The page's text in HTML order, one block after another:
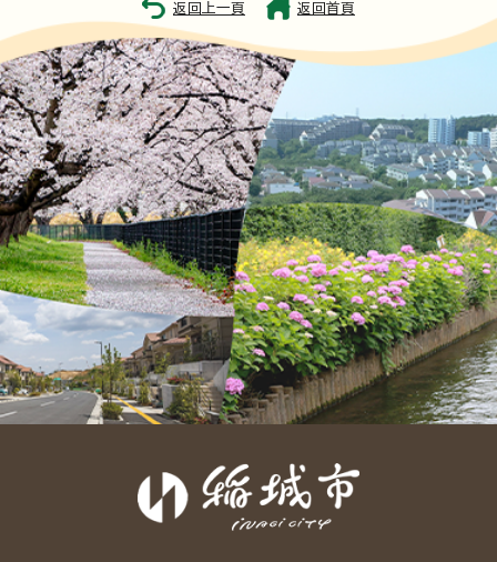
返回上一頁 返回首頁